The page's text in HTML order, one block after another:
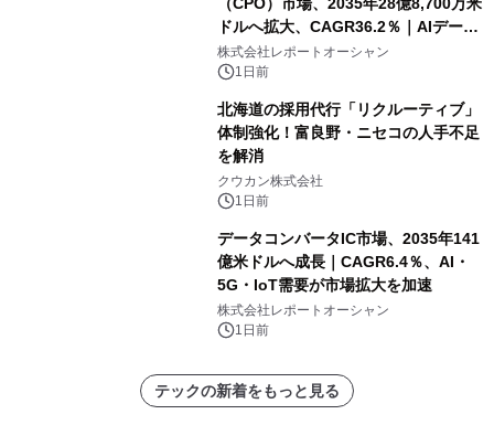
ドルへ拡大、CAGR36.2％｜AIデータ
センター・高速光通信需要が成長を加
速
株式会社レポートオーシャン
1日前
北海道の採用代行「リクルーティブ」
体制強化！富良野・ニセコの人手不足
を解消
クウカン株式会社
1日前
データコンバータIC市場、2035年141
億米ドルへ成長｜CAGR6.4％、AI・
5G・IoT需要が市場拡大を加速
株式会社レポートオーシャン
1日前
テックの新着をもっと見る